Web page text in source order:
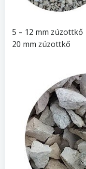
5 – 12
20 mm zúzottkő